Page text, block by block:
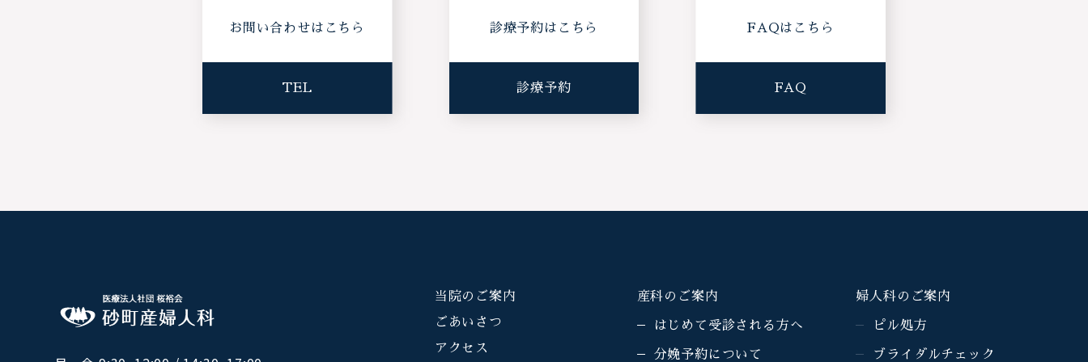
お問い合わせはこちら
TEL
診療予約はこちら
診療予約
FAQはこちら
FAQ
当院のご案内
ごあいさつ
アクセス
産科のご案内
はじめて受診される方へ
分娩予約について
婦人科のご案内
ピル処方
ブライダルチェック